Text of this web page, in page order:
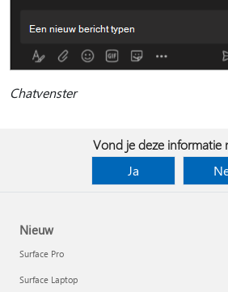
Chatvenster
Vond je deze informatie
Ja
Nieuw
Surface Pro
Surface Laptop